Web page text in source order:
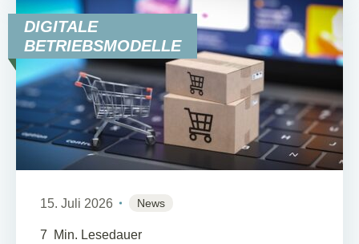
DIGITALE
BETRIEBSMODELLE
15. Juli 2026 News
7 Min. Lesedauer